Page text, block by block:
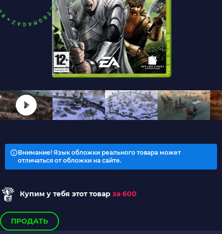
Внимание! Язык обложки реального товара может
отличаться от обложки на сайте.
Купим у тебя этот товар за 600
ПРОДАТЬ